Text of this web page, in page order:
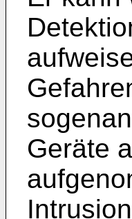
Geräte